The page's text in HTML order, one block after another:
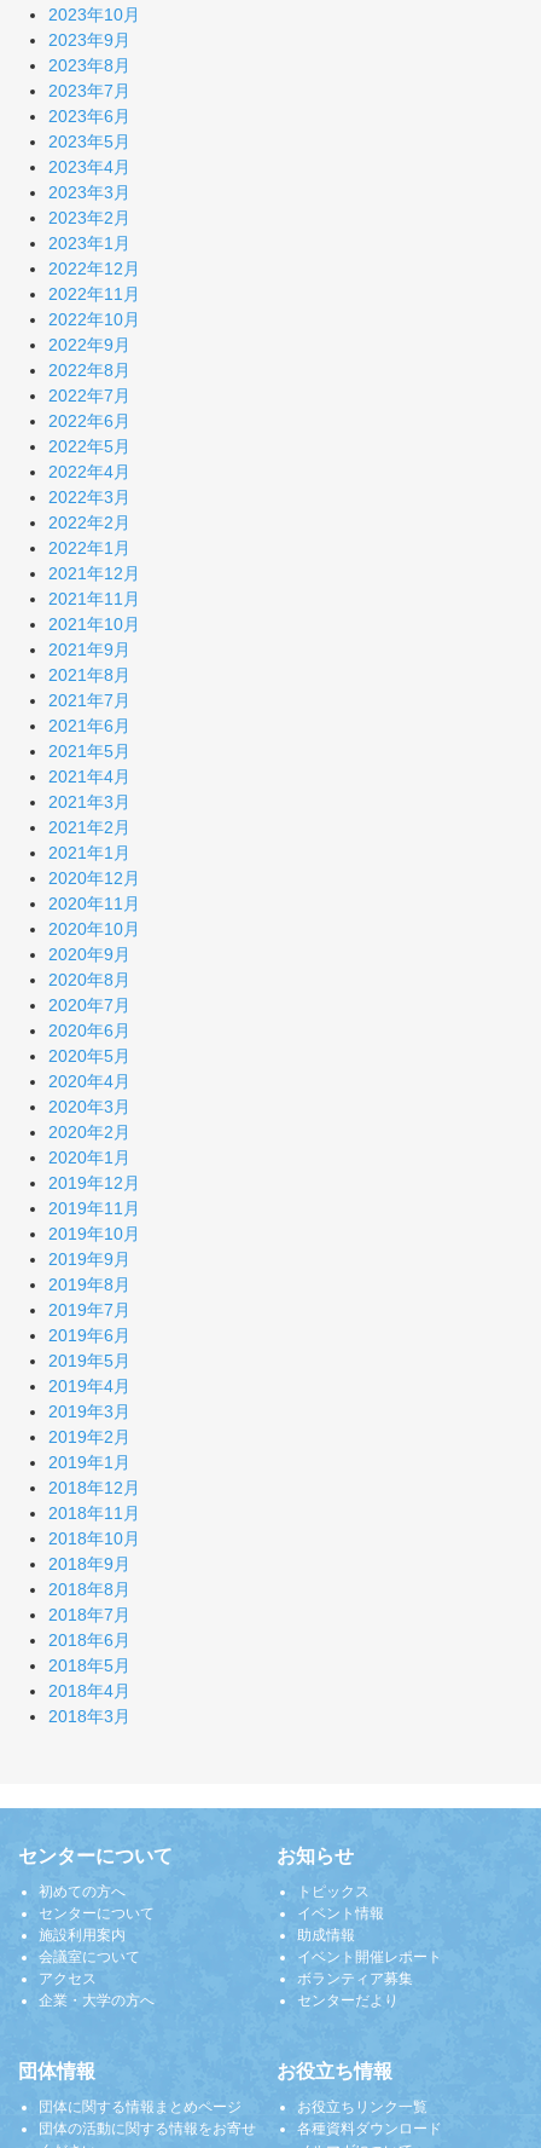
2023年10月
2023年9月
2023年8月
2023年7月
2023年6月
2023年5月
2023年4月
2023年3月
2023年2月
2023年1月
2022年12月
2022年11月
2022年10月
2022年9月
2022年8月
2022年7月
2022年6月
2022年5月
2022年4月
2022年3月
2022年2月
2022年1月
2021年12月
2021年11月
2021年10月
2021年9月
2021年8月
2021年7月
2021年6月
2021年5月
2021年4月
2021年3月
2021年2月
2021年1月
2020年12月
2020年11月
2020年10月
2020年9月
2020年8月
2020年7月
2020年6月
2020年5月
2020年4月
2020年3月
2020年2月
2020年1月
2019年12月
2019年11月
2019年10月
2019年9月
2019年8月
2019年7月
2019年6月
2019年5月
2019年4月
2019年3月
2019年2月
2019年1月
2018年12月
2018年11月
2018年10月
2018年9月
2018年8月
2018年7月
2018年6月
2018年5月
2018年4月
2018年3月
センターについて
初めての方へ
センターについて
施設利用案内
会議室について
アクセス
企業・大学の方へ
お知らせ
トピックス
イベント情報
助成情報
イベント開催レポート
ボランティア募集
センターだより
団体情報
団体に関する情報まとめページ
団体の活動に関する情報をお寄せ
お役立ち情報
お役立ちリンク一覧
各種資料ダウンロード